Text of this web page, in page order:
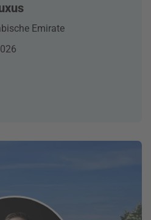
Emirate